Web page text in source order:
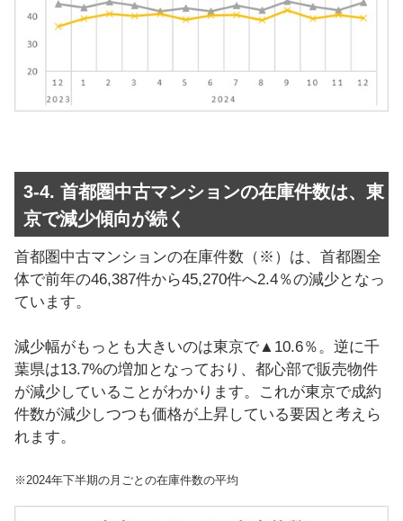
3-4. 首都圏中古マンションの在庫件数は、東
京で減少傾向が続く
首都圏中古マンションの在庫件数（※）は、首都圏全
体で前年の46,387件から45,270件へ2.4％の減少となっ
ています。
減少幅がもっとも大きいのは東京で▲10.6％。逆に千
葉県は13.7%の増加となっており、都心部で販売物件
が減少していることがわかります。これが東京で成約
件数が減少しつつも価格が上昇している要因と考えら
れます。
※2024年下半期の月ごとの在庫件数の平均